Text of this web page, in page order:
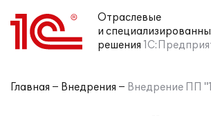
Отраслевые
и
решения
Главная Внедрения Внедрение ПП